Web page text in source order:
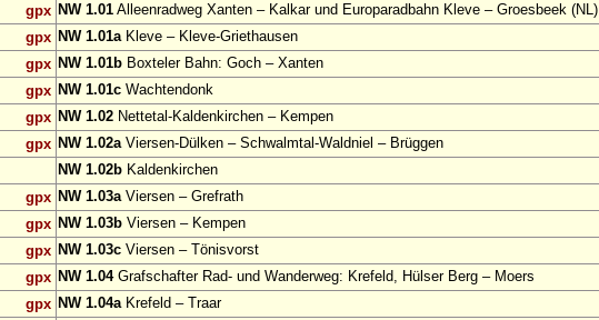
gpx NW 1.01 Alleenradweg Xanten – Kalkar und Europaradbahn Kleve – Groesbeek (NL)
gpx NW 1.01aKleve – Kleve-Griethausen
gpx NW 1.01b Boxteler Bahn: Goch – Xanten
gpx NW 1.01c Wachtendonk
gpx NW 1.02 Nettetal-Kaldenkirchen – Kempen
gpx NW 1.02aViersen-Dülken – Schwalmtal-Waldniel – Brüggen
NW 1.02b Kaldenkirchen
gpx NW 1.03aViersen – Grefrath
gpx NW 1.03b Viersen – Kempen
gpx NW 1.03c Viersen – Tönisvorst
gpx NW 1.04Grafschafter Rad- und Wanderweg: Krefeld, Hülser Berg – Moers
gpx NW 1.04aKrefeld – Traar